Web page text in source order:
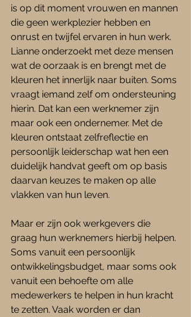
is op dit moment vrouwen en mannen
die geen werkplezier hebben en
onrust en twijfel ervaren in hun werk.
Lianne onderzoekt met deze mensen
wat de oorzaak is en brengt met de
kleuren het innerlijk naar buiten. Soms
vraagt iemand zelf om ondersteuning
hierin. Dat kan een werknemer zijn
maar ook een ondernemer. Met de
kleuren ontstaat zelfreflectie en
persoonlijk leiderschap wat hen een
duidelijk handvat geeft om op basis
daarvan keuzes te maken op alle
vlakken van hun leven.
Maar er zijn ook werkgevers die
graag hun werknemers hierbij helpen.
Soms vanuit een persoonlijk
ontwikkelingsbudget, maar soms ook
vanuit een behoefte om alle
medewerkers te helpen in hun kracht
te zetten. Vaak worden er dan